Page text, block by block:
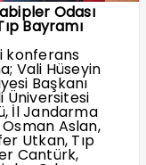
Odası
Bayramı
konferans
Vali Hüseyin
Başkanı
Üniversitesi
İl Jandarma
Aslan,
Utkan, Tıp
Cantürk,